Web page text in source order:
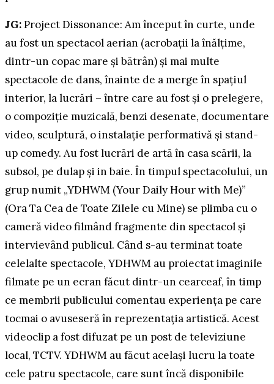
JG:Project Dissonance: Am început în curte, unde
au fost un spectacol aerian (acrobații la înălțime,
dintr-un copac mare și bătrân) și mai multe
spectacole de dans, înainte de a merge în spațiul
interior, la lucrări – între care au fost și o prelegere,
o compoziție muzicală, benzi desenate, documentare
video, sculptură, o instalație performativă și stand-
up comedy. Au fost lucrări de artă în casa scării, la
subsol, pe dulap și in baie. În timpul spectacolului, un
grup numit „YDHWM (Your Daily Hour with Me)”
(Ora Ta Cea de Toate Zilele cu Mine) se plimba cu o
cameră video filmând fragmente din spectacol și
intervievând publicul. Când s-au terminat toate
celelalte spectacole, YDHWM au proiectat imaginile
filmate pe un ecran făcut dintr-un cearceaf, în timp
ce membrii publicului comentau experiența pe care
tocmai o avuseseră în reprezentația artistică. Acest
videoclip a fost difuzat pe un post de televiziune
local, TCTV. YDHWM au făcut același lucru la toate
cele patru spectacole, care sunt încă disponibile